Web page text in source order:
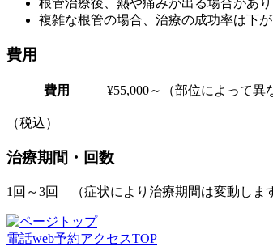
複雑な根管の場合、治療の成功率は下
費用
費用 ¥55,000～（部位によって異
（税込）
治療期間・回数
1回～3回 （症状により治療期間は変動しま
電話web予約アクセスTOP